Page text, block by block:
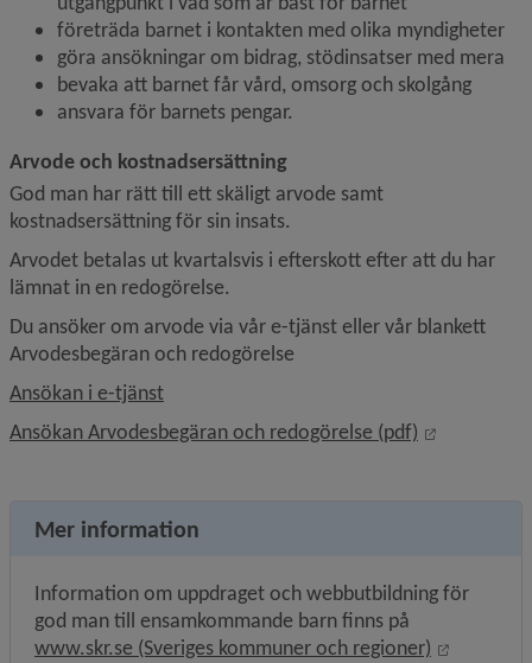
företräda barnet i kontakten med olika myndigheter
göra ansökningar om bidrag, stödinsatser med mera
bevaka att barnet får vård, omsorg och skolgång
ansvara för barnets pengar.
Arvode och kostnadsersättning
God man har rätt till ett skäligt arvode samt
kostnadsersättning för sin insats.
Arvodet betalas ut kvartalsvis i efterskott efter att du har
lämnat in en redogörelse.
Du ansöker om arvode via vår e-tjänst eller vår blankett
Arvodesbegäran och redogörelse
Ansökan i e-tjänst
Ansökan Arvodesbegäran och redogörelse (pdf)
Länk till
Mer information
Information om uppdraget och webbutbildning för
god man till ensamkommande barn finns på
www.skr.se (Sveriges kommuner och regioner)
Länk till